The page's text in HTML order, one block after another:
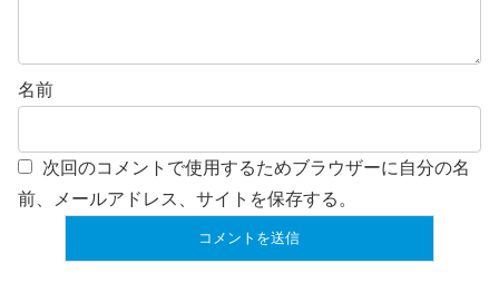
名前
次回のコメントで使用するためブラウザーに自分の名
前、メールアドレス、サイトを保存する。